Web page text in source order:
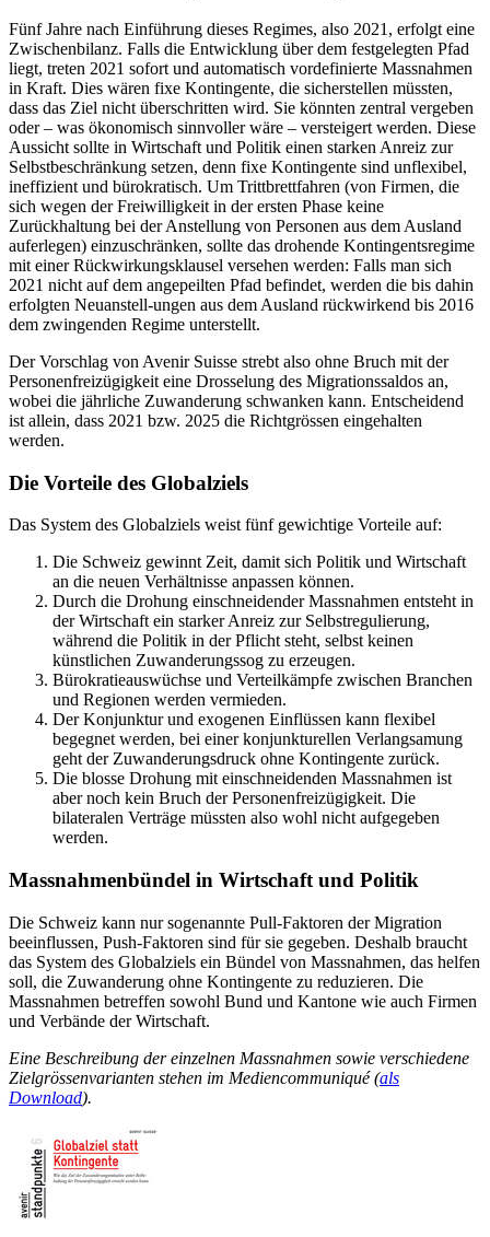
Fünf Jahre nach Einführung dieses Regimes, also 2021, erfolgt eine
Zwischenbilanz. Falls die Entwicklung über dem festgelegten Pfad
liegt, treten 2021 sofort und automatisch vordefinierte Massnahmen
in Kraft. Dies wären fixe Kontingente, die sicherstellen müssten,
dass das Ziel nicht überschritten wird. Sie könnten zentral vergeben
oder – was ökonomisch sinnvoller wäre – versteigert werden. Diese
Aussicht sollte in Wirtschaft und Politik einen starken Anreiz zur
Selbstbeschränkung setzen, denn fixe Kontingente sind unflexibel,
ineffizient und bürokratisch. Um Trittbrettfahren (von Firmen, die
sich wegen der Freiwilligkeit in der ersten Phase keine
Zurückhaltung bei der Anstellung von Personen aus dem Ausland
auferlegen) einzuschränken, sollte das drohende Kontingentsregime
mit einer Rückwirkungsklausel versehen werden: Falls man sich
2021 nicht auf dem angepeilten Pfad befindet, werden die bis dahin
erfolgten Neuanstell-ungen aus dem Ausland rückwirkend bis 2016
dem zwingenden Regime unterstellt.
Der Vorschlag von Avenir Suisse strebt also ohne Bruch mit der
Personenfreizügigkeit eine Drosselung des Migrationssaldos an,
wobei die jährliche Zuwanderung schwanken kann. Entscheidend
ist allein, dass 2021 bzw. 2025 die Richtgrössen eingehalten
werden.
Die Vorteile des Globalziels
Das System des Globalziels weist fünf gewichtige Vorteile auf:
Die Schweiz gewinnt Zeit, damit sich Politik und Wirtschaft
an die neuen Verhältnisse anpassen können.
Durch die Drohung einschneidender Massnahmen entsteht in
der Wirtschaft ein starker Anreiz zur Selbstregulierung,
während die Politik in der Pflicht steht, selbst keinen
künstlichen Zuwanderungssog zu erzeugen.
Bürokratieauswüchse und Verteilkämpfe zwischen Branchen
und Regionen werden vermieden.
Der Konjunktur und exogenen Einflüssen kann flexibel
begegnet werden, bei einer konjunkturellen Verlangsamung
geht der Zuwanderungsdruck ohne Kontingente zurück.
Die blosse Drohung mit einschneidenden Massnahmen ist
aber noch kein Bruch der Personenfreizügigkeit. Die
bilateralen Verträge müssten also wohl nicht aufgegeben
werden.
Massnahmenbündel in Wirtschaft und Politik
Die Schweiz kann nur sogenannte Pull-Faktoren der Migration
beeinflussen, Push-Faktoren sind für sie gegeben. Deshalb braucht
das System des Globalziels ein Bündel von Massnahmen, das helfen
soll, die Zuwanderung ohne Kontingente zu reduzieren. Die
Massnahmen betreffen sowohl Bund und Kantone wie auch Firmen
und Verbände der Wirtschaft.
Eine Beschreibung der einzelnen Massnahmen sowie verschiedene
Zielgrössenvarianten stehen im Mediencommuniqué (als
Download).